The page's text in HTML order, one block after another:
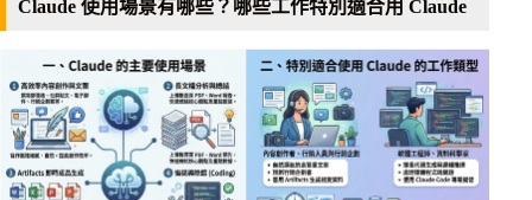
Claude 使用場景有哪些？哪些工作特別適合用 Claude